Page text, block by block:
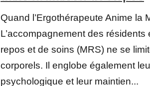
Quand l’Ergothérapeute Anime la
L’accompagnement des résidents
repos et de soins (MRS) ne se
corporels. Il englobe également
psychologique et leur maintien...